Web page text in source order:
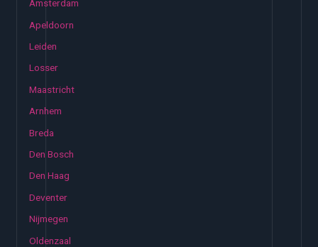
Amsterdam
Apeldoorn
Leiden
Losser
Maastricht
Arnhem
Breda
Den Bosch
Den Haag
Deventer
Nijmegen
Oldenzaal